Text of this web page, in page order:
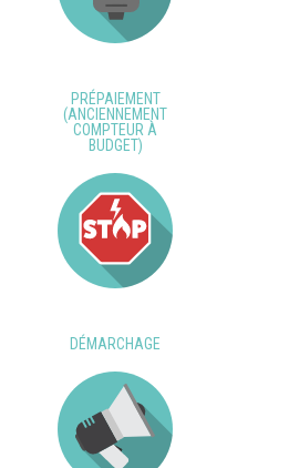
PRÉPAIEMENT
(ANCIENNEMENT
COMPTEUR À
BUDGET)
DÉMARCHAGE